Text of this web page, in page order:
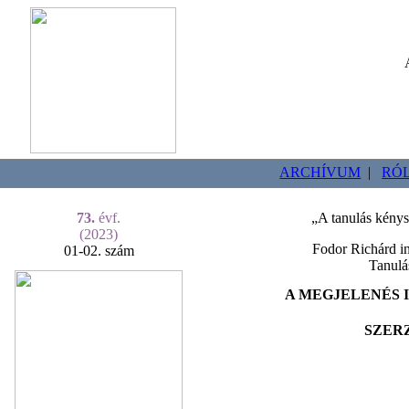
ARCHÍVUM |
73. évf.
(2023)
01-02. szám
„A tanulás
Fodor Richárd
A MEGJELENÉS